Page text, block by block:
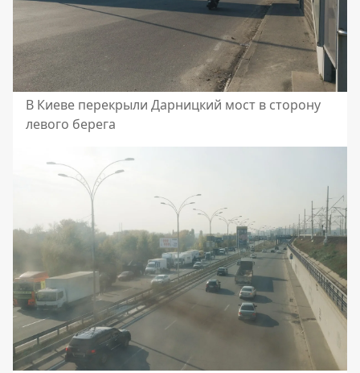
В Киеве перекрыли Дарницкий мост в сторону
левого берега